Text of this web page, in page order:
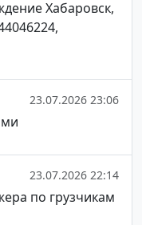
Хабаровск,
23.07.2026 23:06
23.07.2026 22:14
по грузчикам